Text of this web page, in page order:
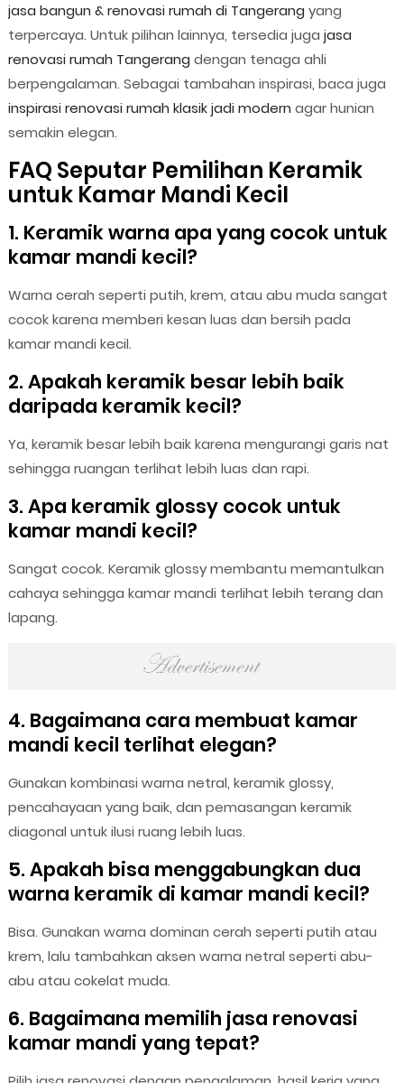
jasa bangun & renovasi rumah di Tangerang yang
terpercaya. Untuk pilihan lainnya, tersedia juga jasa
renovasi rumah Tangerang dengan tenaga ahli
berpengalaman. Sebagai tambahan inspirasi, baca juga
inspirasi renovasi rumah klasik jadi modern agar hunian
semakin elegan.
FAQ Seputar Pemilihan Keramik
untuk Kamar Mandi Kecil
1. Keramik warna apa yang cocok untuk
kamar mandi kecil?
Warna cerah seperti putih, krem, atau abu muda sangat
cocok karena memberi kesan luas dan bersih pada
kamar mandi kecil.
2. Apakah keramik besar lebih baik
daripada keramik kecil?
Ya, keramik besar lebih baik karena mengurangi garis nat
sehingga ruangan terlihat lebih luas dan rapi.
3. Apa keramik glossy cocok untuk
kamar mandi kecil?
Sangat cocok. Keramik glossy membantu memantulkan
cahaya sehingga kamar mandi terlihat lebih terang dan
lapang.
4. Bagaimana cara membuat kamar
mandi kecil terlihat elegan?
Gunakan kombinasi warna netral, keramik glossy,
pencahayaan yang baik, dan pemasangan keramik
diagonal untuk ilusi ruang lebih luas.
5. Apakah bisa menggabungkan dua
warna keramik di kamar mandi kecil?
Bisa. Gunakan warna dominan cerah seperti putih atau
krem, lalu tambahkan aksen warna netral seperti abu-
abu atau cokelat muda.
6. Bagaimana memilih jasa renovasi
kamar mandi yang tepat?